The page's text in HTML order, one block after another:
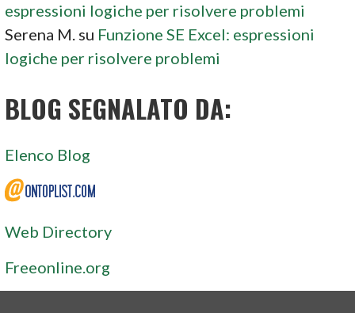
espressioni logiche per risolvere problemi
Serena M. su Funzione SE Excel: espressioni
logiche per risolvere problemi
BLOG SEGNALATO DA:
Elenco Blog
Web Directory
Freeonline.org